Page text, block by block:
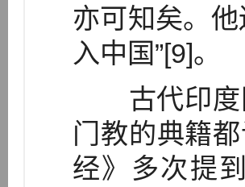
亦可知矣。
入中国”[9]。
古代印度
门教的典籍
经》多次提